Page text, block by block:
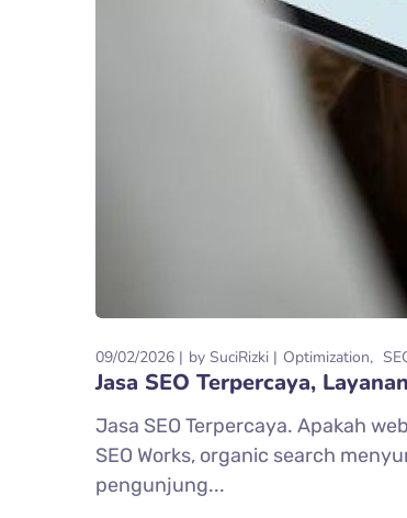
09/02/2026 by SuciRizki Optimization
Jasa SEO Terpercaya,
Jasa SEO Terpercaya. Apakah
SEO Works, organic search
pengunjung...